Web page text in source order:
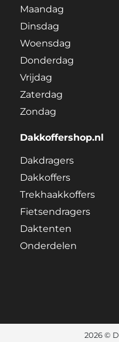
Maandag
Dinsdag
Woensdag
Donderdag
Vrijdag
Zaterdag
Zondag
Dakkoffershop.nl
Dakdragers
Dakkoffers
Trekhaakkoffers
Fietsendragers
Daktenten
Onderdelen
2026 ©